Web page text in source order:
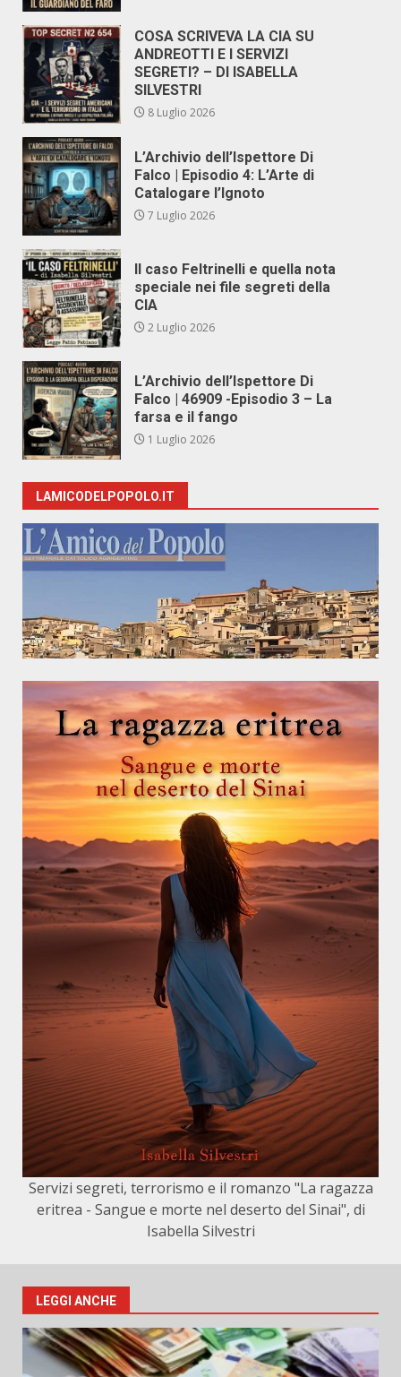
COSA SCRIVEVA LA CIA SU
ANDREOTTI E I SERVIZI
SEGRETI? – DI ISABELLA
SILVESTRI
8 Luglio 2026
L’Archivio dell’Ispettore Di
Falco | Episodio 4: L’Arte di
Catalogare l’Ignoto
7 Luglio 2026
Il caso Feltrinelli e quella nota
speciale nei file segreti della
CIA
2 Luglio 2026
L’Archivio dell’Ispettore Di
Falco | 46909 -Episodio 3 – La
farsa e il fango
1 Luglio 2026
LAMICODELPOPOLO.IT
Servizi segreti, terrorismo e il romanzo "La ragazza
eritrea - Sangue e morte nel deserto del Sinai", di
Isabella Silvestri
LEGGI ANCHE